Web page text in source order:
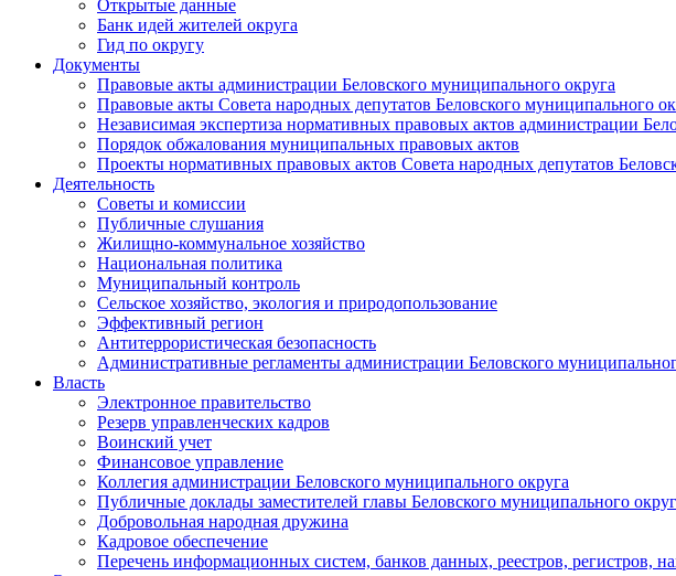
Открытые данные
Банк идей жителей округа
Гид по округу
Документы
Правовые акты администрации Беловского муниципального округа
Правовые акты Совета народных депутатов Беловского муниципального
Независимая экспертиза нормативных правовых актов администрации
Порядок обжалования муниципальных правовых актов
Проекты нормативных правовых актов Совета народных депутатов
Деятельность
Советы и комиссии
Публичные слушания
Жилищно-коммунальное хозяйство
Национальная политика
Муниципальный контроль
Сельское хозяйство, экология и природопользование
Эффективный регион
Антитеррористическая безопасность
Административные регламенты администрации Беловского
Власть
Электронное правительство
Резерв управленческих кадров
Воинский учет
Финансовое управление
Коллегия администрации Беловского муниципального округа
Публичные доклады заместителей главы Беловского муниципального
Добровольная народная дружина
Кадровое обеспечение
Перечень информационных систем, банков данных, реестров, регистров,